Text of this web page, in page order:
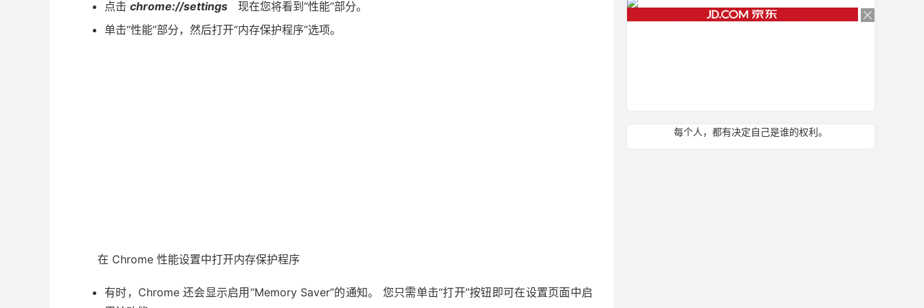
点击 chrome://settings 现在您将看到“性能”部分。
单击“性能”部分，然后打开“内存保护程序”选项。
在 Chrome 性能设置中打开内存保护程序
有时，Chrome 还会显示启用“Memory Saver”的通知。 您只需单击“打开”按钮即可在设置页面中启
每个人，都有决定自己是谁的权利。